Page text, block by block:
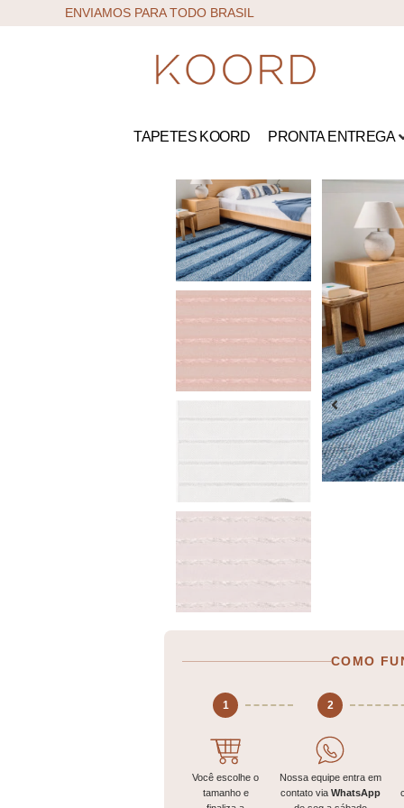
ENVIAMOS PARA TODO BRASIL
TAPETES KOORD PRONTA ENTREGA
COMO
1
Você escolhe o
tamanho e
2
Nossa equipe entra em
contato via WhatsApp